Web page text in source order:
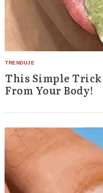
This Simple Trick
From Your Body!